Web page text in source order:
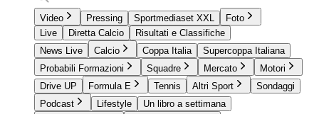
Video Pressing Sportmediaset XXL
Foto
Live
Diretta Calcio
Risultati e Classifiche
News Live
Calcio Coppa Italia
Supercoppa Italiana
Probabili Formazioni
Squadre Mercato
Motori
Drive UP
Formula E Tennis Altri Sport
Sondaggi
Podcast
Lifestyle
Un libro a settimana